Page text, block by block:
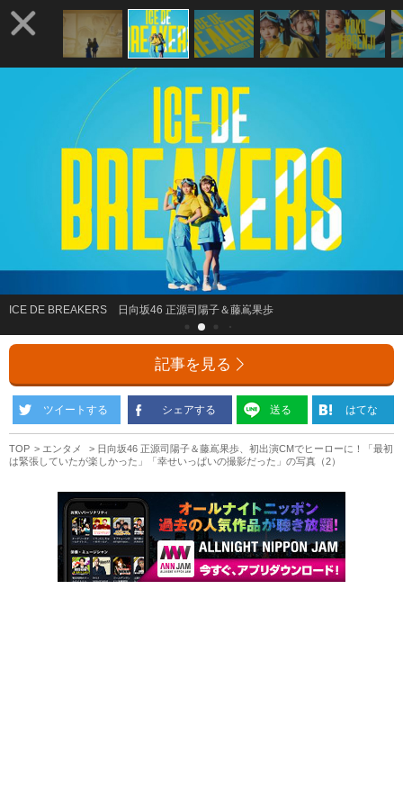
ICE DE BREAKERS 日向坂46 正源司陽子＆藤嶌果歩
記事を見る
ツイートする シェアする 送る はてな
TOP エンタメ
日向坂46 正源司陽子＆藤嶌果歩、初出演CMでヒーローに！「最初
は緊張していたが楽しかった」「幸せいっぱいの撮影だった」の写真（2）